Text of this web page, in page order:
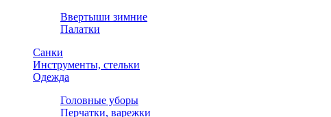
Ввертыши зимние
Палатки
Санки
Инструменты, стельки
Одежда
Головные уборы
Перчатки, варежки